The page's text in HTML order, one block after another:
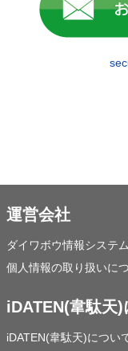
運営会社
ダイワボウ情報システ
個人情報の取り扱いに
iDATEN(韋駄天)
iDATEN(韋駄天)につい